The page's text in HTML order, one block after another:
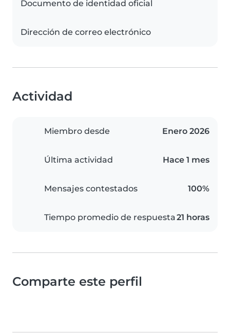
Documento de identidad oficial
Dirección de correo electrónico
Actividad
Miembro desde Enero 2026
Última actividad Hace 1 mes
Mensajes contestados 100%
Tiempo promedio de respuesta21 horas
Comparte este perfil